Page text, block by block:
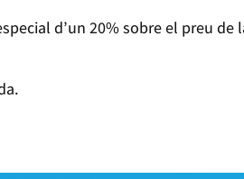
d’un 20% sobre el preu